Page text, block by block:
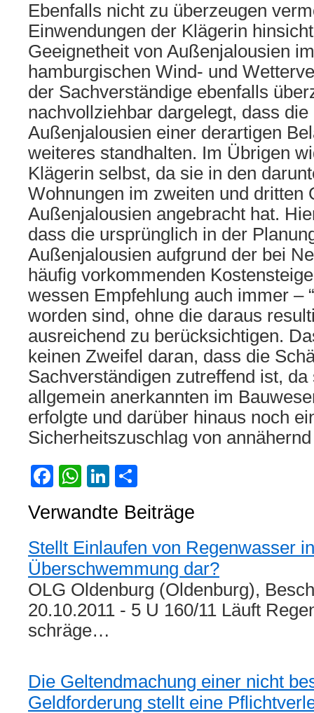
Ebenfalls nicht zu überzeugen
Einwendungen der Klägerin
Geeignetheit von Außenjalousien
hamburgischen Wind- und
der Sachverständige ebenfalls
nachvollziehbar dargelegt, dass
Außenjalousien einer derartigen
weiteres standhalten. Im Übrigen
Klägerin selbst, da sie in den
Wohnungen im zweiten und dritten
Außenjalousien angebracht hat.
dass die ursprünglich in der
Außenjalousien aufgrund der bei
häufig vorkommenden
wessen Empfehlung auch immer –
worden sind, ohne die daraus
ausreichend zu berücksichtigen.
keinen Zweifel daran, dass die
Sachverständigen zutreffend ist, da
allgemein anerkannten im
erfolgte und darüber hinaus noch
Sicherheitszuschlag von
Facebook
WhatsApp
LinkedIn
Verwandte Beiträge
Stellt Einlaufen von Regenwasser
Überschwemmung dar?
OLG Oldenburg (Oldenburg),
20.10.2011 - 5 U 160/11 Läuft
schräge…
Die Geltendmachung einer nicht
Geldforderung stellt eine